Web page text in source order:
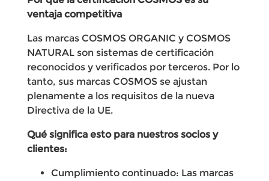
ventaja competitiva
Las marcas COSMOS ORGANIC y COSMOS
NATURAL son sistemas de certificación
reconocidos y verificados por terceros. Por lo
tanto, sus marcas COSMOS se ajustan
plenamente a los requisitos de la nueva
Directiva de la UE.
Qué significa esto para nuestros socios y
clientes:
Cumplimiento continuado: Las marcas